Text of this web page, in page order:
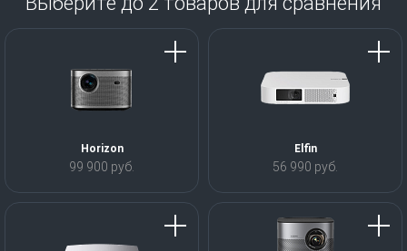
Horizon
99 900 руб.
Elfin
56 990 руб.